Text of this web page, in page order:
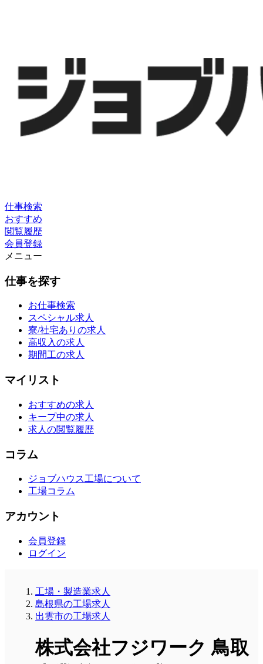
仕事検索
おすすめ
閲覧履歴
会員登録
メニュー
仕事を探す
お仕事検索
スペシャル求人
寮/社宅ありの求人
高収入の求人
期間工の求人
マイリスト
おすすめの求人
キープ中の求人
求人の閲覧履歴
コラム
ジョブハウス工場について
工場コラム
アカウント
会員登録
ログイン
工場・製造業求人
島根県の工場求人
出雲市の工場求人
株式会社フジワーク 鳥取